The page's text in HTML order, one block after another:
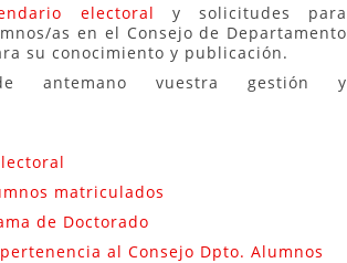
electoral y solicitudes para
as en el Consejo de Departamento
su conocimiento y publicación.
de antemano vuestra gestión y
matriculados
de Doctorado
al Consejo Dpto. Alumnos